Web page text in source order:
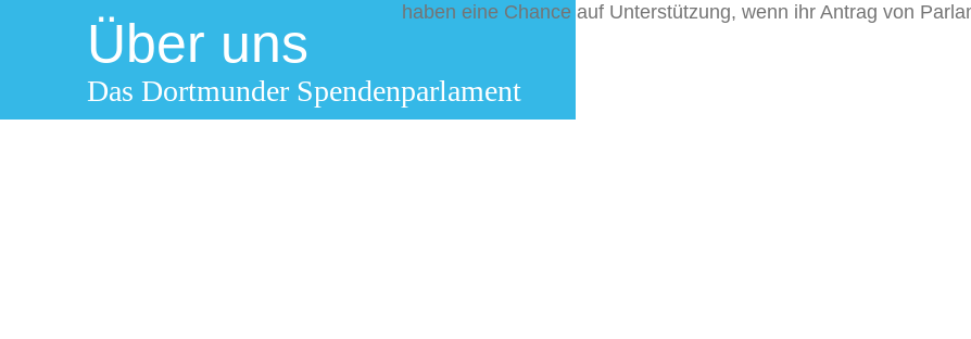
Über uns
Das Dortmunder Spendenparlament
haben eine Chance auf Unterstützung, wenn ihr Antrag von